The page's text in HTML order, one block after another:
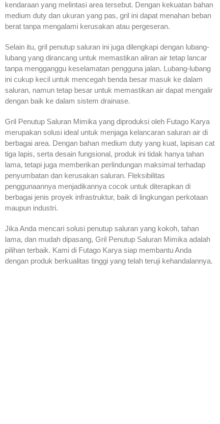
kendaraan yang melintasi area tersebut. Dengan kekuatan bahan
medium duty dan ukuran yang pas, gril ini dapat menahan beban
berat tanpa mengalami kerusakan atau pergeseran.
Selain itu, gril penutup saluran ini juga dilengkapi dengan lubang-
lubang yang dirancang untuk memastikan aliran air tetap lancar
tanpa mengganggu keselamatan pengguna jalan. Lubang-lubang
ini cukup kecil untuk mencegah benda besar masuk ke dalam
saluran, namun tetap besar untuk memastikan air dapat mengalir
dengan baik ke dalam sistem drainase.
Gril Penutup Saluran Mimika yang diproduksi oleh Futago Karya
merupakan solusi ideal untuk menjaga kelancaran saluran air di
berbagai area. Dengan bahan medium duty yang kuat, lapisan cat
tiga lapis, serta desain fungsional, produk ini tidak hanya tahan
lama, tetapi juga memberikan perlindungan maksimal terhadap
penyumbatan dan kerusakan saluran. Fleksibilitas
penggunaannya menjadikannya cocok untuk diterapkan di
berbagai jenis proyek infrastruktur, baik di lingkungan perkotaan
maupun industri.
Jika Anda mencari solusi penutup saluran yang kokoh, tahan
lama, dan mudah dipasang, Gril Penutup Saluran Mimika adalah
pilihan terbaik. Kami di Futago Karya siap membantu Anda
dengan produk berkualitas tinggi yang telah teruji kehandalannya.